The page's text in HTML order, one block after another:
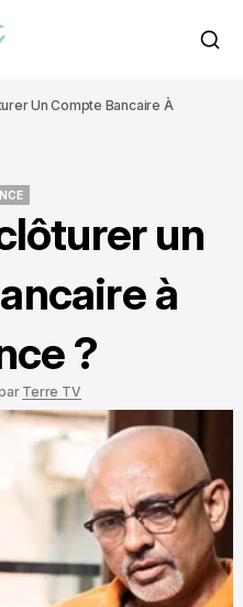
Un Compte Bancaire À
un
à
?
Terre TV